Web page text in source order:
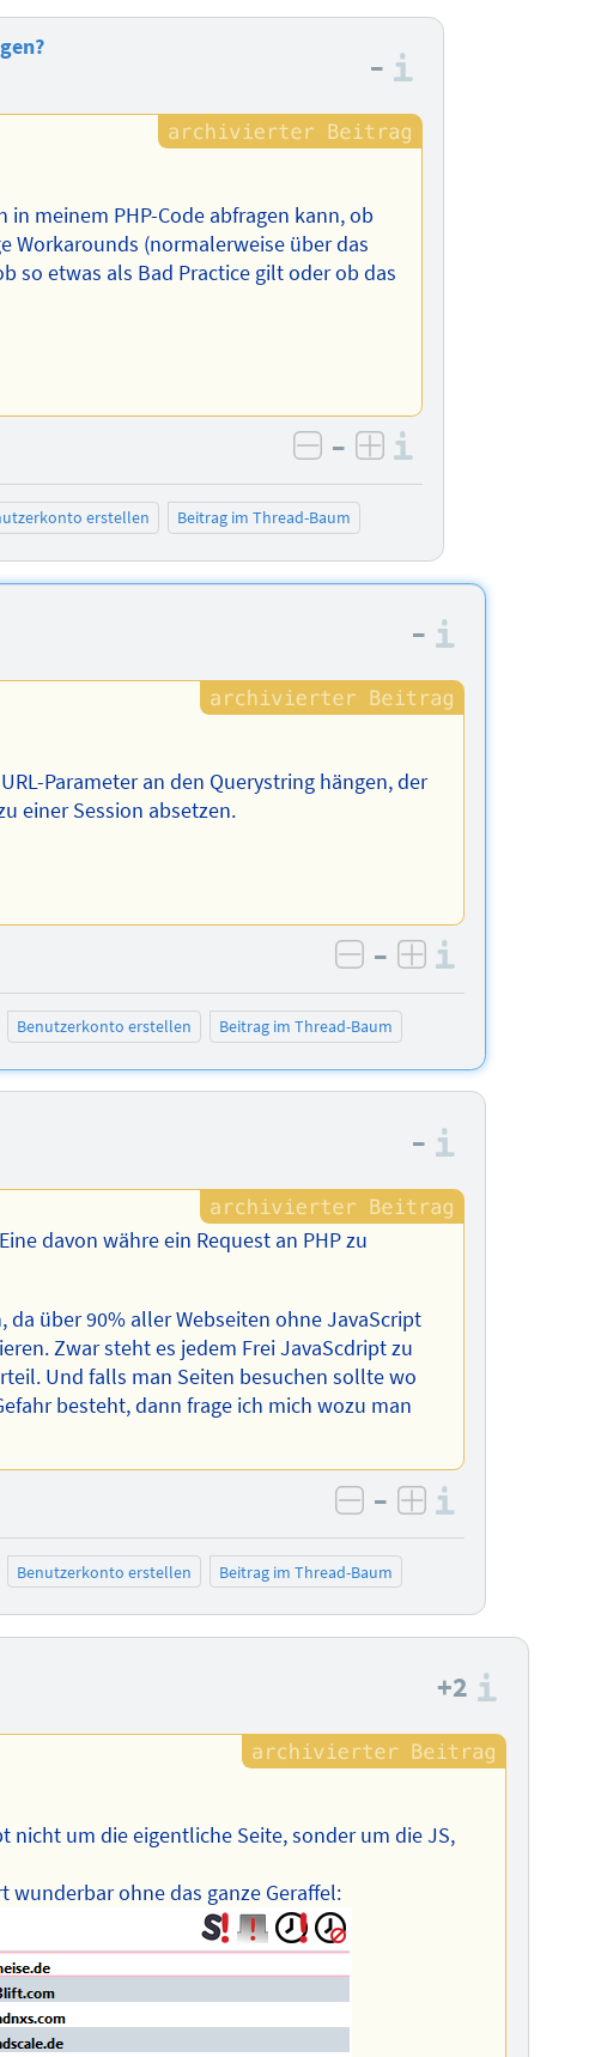
–
meinem PHP-Code abfragen kann, ob
Workarounds (normalerweise über das
so etwas als Bad Practice gilt oder ob das
negativ bewerten
– positiv bewerten
erstellen Beitrag im Thread-Baum
–
Parameter an den Querystring hängen, der
einer Session absetzen.
negativ bewerten
– positiv bewerten
Benutzerkonto erstellen Beitrag im Thread-Baum
–
davon währe ein Request an PHP zu
über 90% aller Webseiten ohne JavaScript
Zwar steht es jedem Frei JavaScdript zu
Und falls man Seiten besuchen sollte wo
besteht, dann frage ich mich wozu man
negativ bewerten
– positiv bewerten
Benutzerkonto erstellen Beitrag im Thread-Baum
+2
nicht um die eigentliche Seite, sonder um die JS,
ohne das ganze Geraffel: